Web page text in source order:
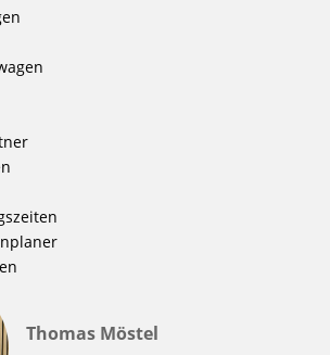
Thomas Möstel